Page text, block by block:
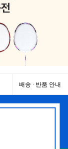
배송 · 반품 안내